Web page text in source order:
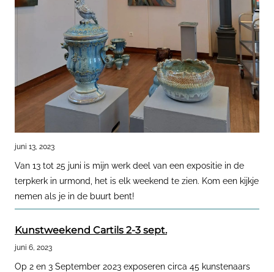
juni 13, 2023
Van 13 tot 25 juni is mijn werk deel van een expositie in de
terpkerk in urmond, het is elk weekend te zien. Kom een kijkje
nemen als je in de buurt bent!
Kunstweekend Cartils 2-3 sept.
juni 6, 2023
Op 2 en 3 September 2023 exposeren circa 45 kunstenaars